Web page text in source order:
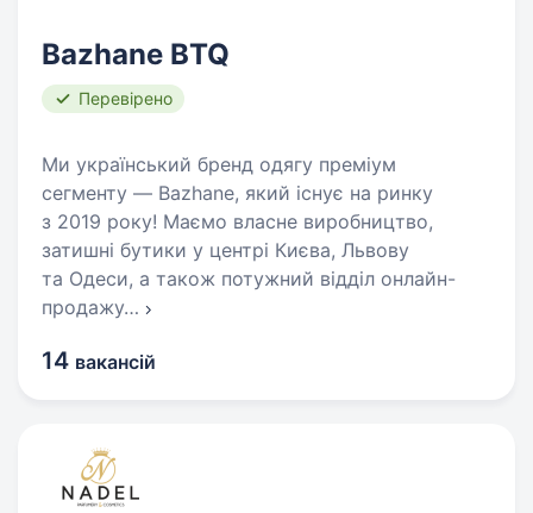
Bazhane BTQ
Перевірено
Ми український бренд одягу преміум
сегменту — Bazhane, який існує на ринку
з 2019 року! Маємо власне виробництво,
затишні бутики у центрі Києва, Львову
та Одеси, а також потужний відділ онлайн-
продажу…
14 вакансій